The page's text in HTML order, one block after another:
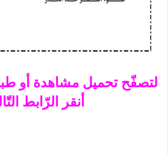
لتصفّح تحميل مشاهدة أو
أنقر الرّابط